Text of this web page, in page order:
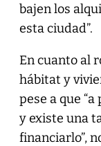
bajen los
esta ciudad”.
En cuanto al
hábitat y
pese a que
y existe una
financiarlo”,